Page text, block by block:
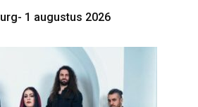
1 augustus 2026